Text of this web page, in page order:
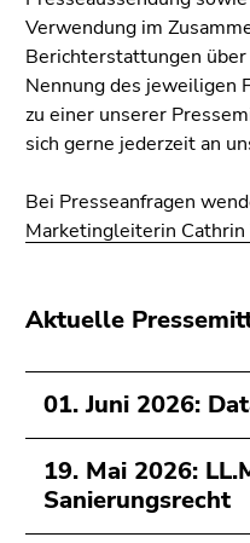
Sie diesen
Link.
Zum
Inhalt
1)
Zur
2)
Hauptnavigation
(Zugriffstaste
3)
Zur
Unternavigation
(Zugriffstaste
Verwendung im
Berichterstattungen
Nennung des jeweiligen
zu einer unserer
sich gerne jederzeit an
Bei Presseanfragen
Marketingleiterin
Aktuelle
01. Juni 2026:
19. Mai 2026:
Sanierungsrecht